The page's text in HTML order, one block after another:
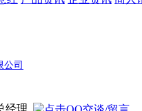
司
经理